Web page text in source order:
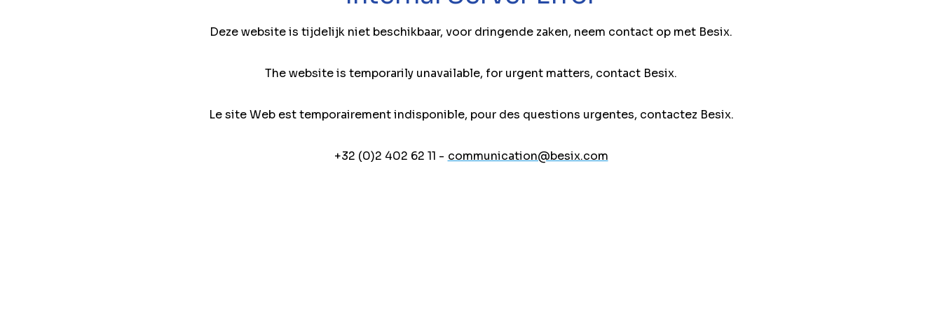
Deze website is tijdelijk niet beschikbaar, voor dringende zaken, neem contact op met Besix.
The website is temporarily unavailable, for urgent matters, contact Besix.
Le site Web est temporairement indisponible, pour des questions urgentes, contactez Besix.
+32 (0)2 402 62 11 - communication@besix.com